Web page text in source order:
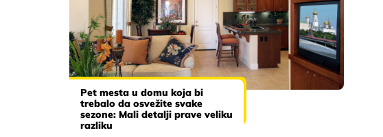
Pet mesta u domu koja bi
trebalo da osvežite svake
sezone: Mali detalji prave veliku
razliku